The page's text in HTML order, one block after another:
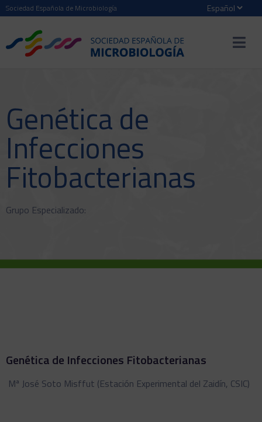
Sociedad Española de Microbiología
Genética de
Infecciones
Fitobacterianas
Grupo Especializado:
Genética de Infecciones Fitobacterianas
Mª José Soto Misffut (Estación Experimental del Zaidín, CSIC)